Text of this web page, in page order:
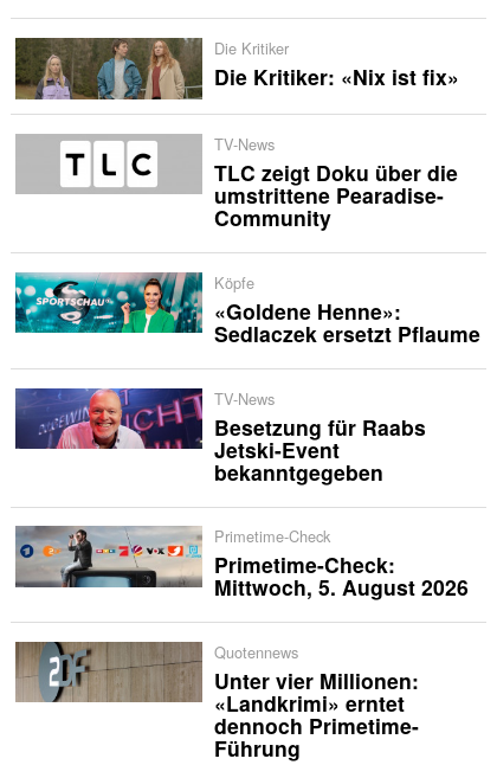
Die Kritiker
Die Kritiker: «Nix ist fix»
TV-News
TLC zeigt Doku über die
umstrittene Pearadise-
Community
Köpfe
«Goldene Henne»:
Sedlaczek ersetzt Pflaume
TV-News
Besetzung für Raabs
Jetski-Event
bekanntgegeben
Primetime-Check
Primetime-Check:
Mittwoch, 5. August 2026
Quotennews
Unter vier Millionen:
«Landkrimi» erntet
dennoch Primetime-
Führung